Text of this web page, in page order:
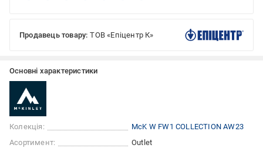
Продавець товару: ТОВ «Епіцентр К»
Основні характеристики
Колекція:
McK W FW1 COLLECTION AW23
Асортимент:
Outlet